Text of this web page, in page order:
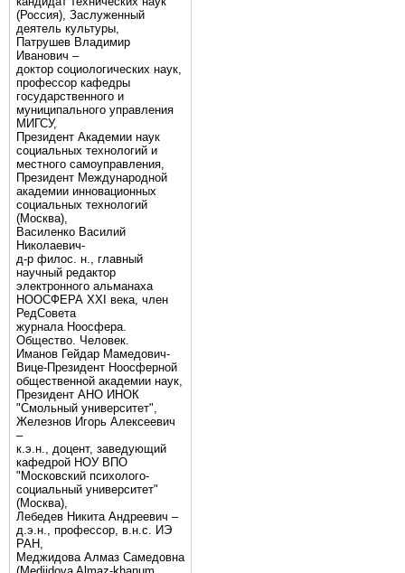
(Россия), Заслуженный
деятель культуры,
Патрушев Владимир
Иванович –
доктор социологических наук,
профессор кафедры
государственного и
муниципального управления
МИГСУ,
Президент Академии наук
социальных технологий и
местного самоуправления,
Президент Международной
академии инновационных
социальных технологий
(Москва),
Василенко Василий
Николаевич-
д-р филос. н., главный
научный редактор
электронного альманаха
НООСФЕРА XXI века, член
РедСовета
журнала Ноосфера.
Общество. Человек.
Иманов Гейдар Мамедович-
Вице-Президент Ноосферной
общественной академии наук,
Президент АНО ИНОК
"Смольный университет",
Железнов Игорь Алексеевич
–
к.э.н., доцент, заведующий
кафедрой НОУ ВПО
"Московский психолого-
социальный университет"
(Москва),
Лебедев Никита Андреевич –
д.э.н., профессор, в.н.с. ИЭ
РАН,
Меджидова Алмаз Самедовна